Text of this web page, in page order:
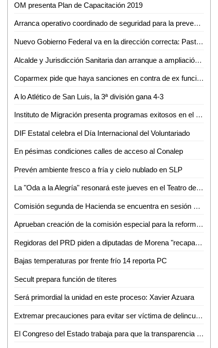
OM presenta Plan de Capacitación 2019
Arranca operativo coordinado de seguridad para la prevención de delitos
Nuevo Gobierno Federal va en la dirección correcta: Pastor del Ángel
Alcalde y Jurisdicción Sanitaria dan arranque a ampliación de centro de salud en Nuevo Jomté
Coparmex pide que haya sanciones en contra de ex funcionarios de Interapas
A lo Atlético de San Luis, la 3ª división gana 4-3
Instituto de Migración presenta programas exitosos en el Congreso de la Unión
DIF Estatal celebra el Día Internacional del Voluntariado
En pésimas condiciones calles de acceso al Conalep
Prevén ambiente fresco a fría y cielo nublado en SLP
La "Oda a la Alegría" resonará este jueves en el Teatro de la Paz
Comisión segunda de Hacienda se encuentra en sesión permanente para el análisis de las leyes de ingresos de 29 municipios
Aprueban creación de la comisión especial para la reforma político-electoral del congreso del Estado
Regidoras del PRD piden a diputadas de Morena "recapacitar" y no aprobar aumento al agua
Bajas temperaturas por frente frío 14 reporta PC
Secult prepara función de títeres
Será primordial la unidad en este proceso: Xavier Azuara
Extremar precauciones para evitar ser víctima de delincuentes en esta temporada
El Congreso del Estado trabaja para que la transparencia no tenga obstaculos y llegue a todos los ciudadanos